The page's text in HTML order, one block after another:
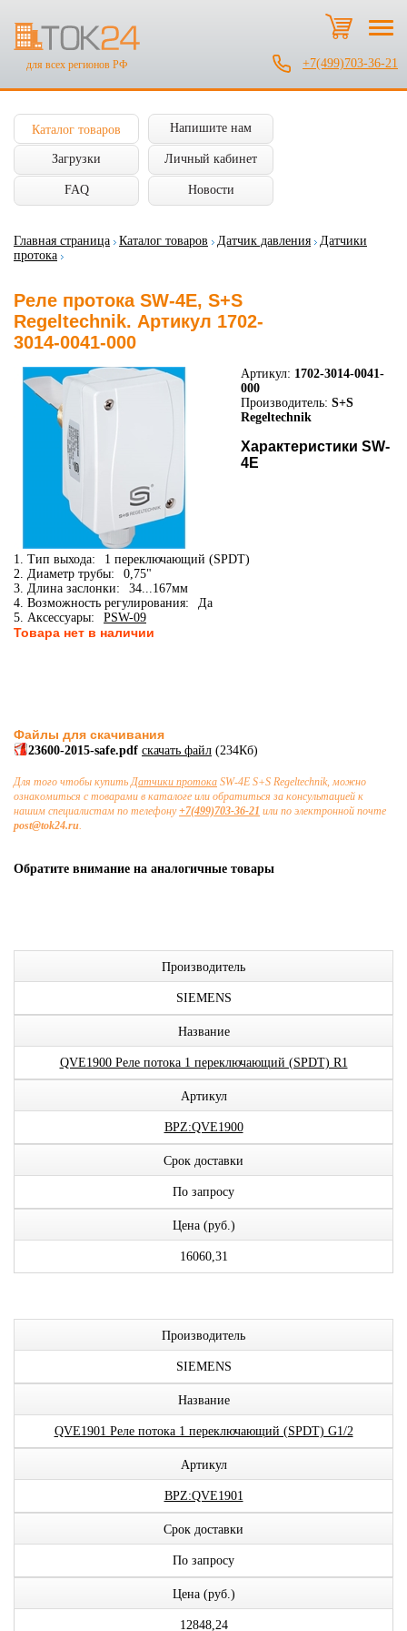
для всех регионов РФ +7(499)703-36-21
Каталог товаров Напишите нам
Загрузки Личный кабинет
FAQ Новости
Главная страница Каталог товаров Датчик давления
Датчики
протока
Реле протока SW-4E, S+S
Regeltechnik. Артикул 1702-
3014-0041-000
Артикул: 1702-3014-0041-
000
Производитель: S+S
Regeltechnik
Характеристики SW-
4E
1. Тип выхода:
1 переключающий (SPDT)
2. Диаметр трубы:
0,75"
3. Длина заслонки:
34...167мм
4. Возможность регулирования:
Да
5. Аксессуары:
PSW-09
Товара нет в наличии
Файлы для скачивания
23600-2015-safe.pdf скачать файл (234Кб)
Для того чтобы купитьДатчики протока SW-4E S+S Regeltechnik, можно
ознакомиться с товарами в каталоге или обратиться за консультацией к
нашим специалистам по телефону+7(499)703-36-21 или по электронной почте
post@tok24.ru.
Обратите внимание на аналогичные товары
Производитель
SIEMENS
Название
QVE1900 Реле потока 1 переключающий (SPDT) R1
Артикул
BPZ:QVE1900
Срок доставки
По запросу
Цена (руб.)
16060,31
Производитель
SIEMENS
Название
QVE1901 Реле потока 1 переключающий (SPDT) G1/2
Артикул
BPZ:QVE1901
Срок доставки
По запросу
Цена (руб.)
12848,24